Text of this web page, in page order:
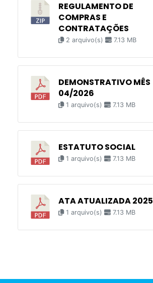
REGULAMENTO DE
COMPRAS E
CONTRATAÇÕES
2 arquivo(s) 7.13 MB
DEMONSTRATIVO MÊS
04/2026
1 arquivo(s) 7.13 MB
ESTATUTO SOCIAL
1 arquivo(s) 7.13 MB
ATA ATUALIZADA 2025
1 arquivo(s) 7.13 MB